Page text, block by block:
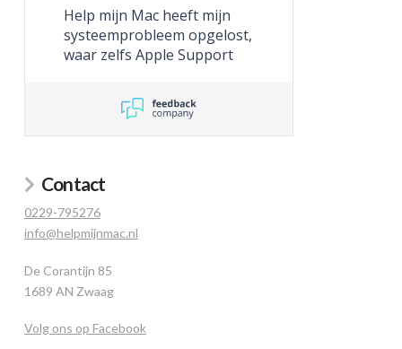
Help mijn Mac heeft mijn
systeemprobleem opgelost,
waar zelfs Apple Support
Contact
0229-795276
info@helpmijnmac.nl
De Corantijn 85
1689 AN Zwaag
Volg ons op Facebook